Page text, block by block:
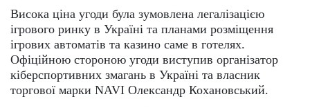
Висока ціна угоди була зумовлена легалізацією
ігрового ринку в Україні та планами розміщення
ігрових автоматів та казино саме в готелях.
Офіційною стороною угоди виступив організатор
кіберспортивних змагань в Україні та власник
торгової марки NAVI Олександр Кохановський.